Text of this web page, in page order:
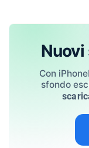
Con
sfondo